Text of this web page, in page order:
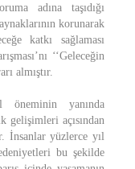
adına taşıdığı
korunarak
katkı sağlaması
‘‘Geleceğin
almıştır.
öneminin yanında
gelişimleri açısından
İnsanlar yüzlerce yıl
bu şekilde